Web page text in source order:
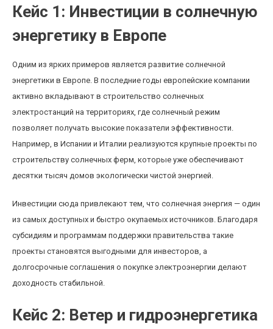
Кейс 1: Инвестиции в солнечную
энергетику в Европе
Одним из ярких примеров является развитие солнечной
энергетики в Европе. В последние годы европейские компании
активно вкладывают в строительство солнечных
электростанций на территориях, где солнечный режим
позволяет получать высокие показатели эффективности.
Например, в Испании и Италии реализуются крупные проекты по
строительству солнечных ферм, которые уже обеспечивают
десятки тысяч домов экологически чистой энергией.
Инвестиции сюда привлекают тем, что солнечная энергия — один
из самых доступных и быстро окупаемых источников. Благодаря
субсидиям и программам поддержки правительства такие
проекты становятся выгодными для инвесторов, а
долгосрочные соглашения о покупке электроэнергии делают
доходность стабильной.
Кейс 2: Ветер и гидроэнергетика